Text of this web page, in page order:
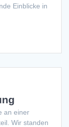
Einblicke in
an einer
Wir standen